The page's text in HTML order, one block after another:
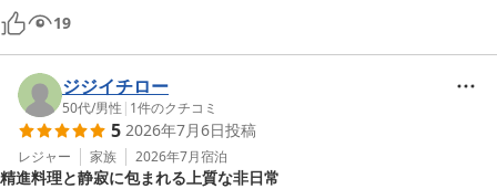
料理も、工夫された野菜の使い方に驚きと楽しみが詰まっていて、大満
足でした。今度は秋の紅葉を見に訪れたいです。
19
ジジイチロー
50代/男性 | 1件のクチコミ
5 2026年7月6日投稿
レジャー 家族 2026年7月宿泊
精進料理と静寂に包まれる上質な非日常